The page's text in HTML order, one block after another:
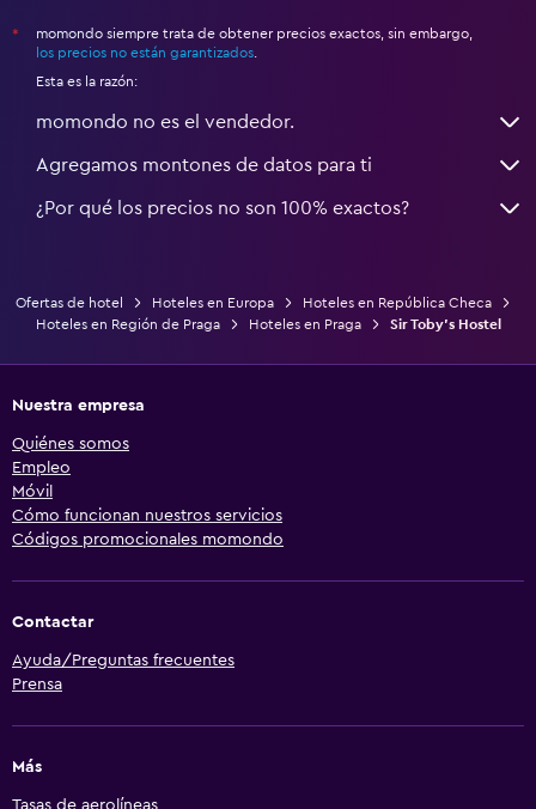
*
momondo siempre trata de obtener precios exactos, sin embargo,
los precios no están garantizados
Esta es la razón:
momondo no es el vendedor.
Agregamos montones de datos para ti
¿Por qué los precios no son 100% exactos?
Ofertas de hotel Hoteles en Europa
Hoteles en República Checa
Hoteles en Región de Praga
Hoteles en Praga Sir Toby's Hostel
Nuestra empresa
Quiénes somos
Empleo
Móvil
Cómo funcionan nuestros servicios
Códigos promocionales momondo
Contactar
Ayuda/Preguntas frecuentes
Prensa
Más
Tasas de aerolíneas